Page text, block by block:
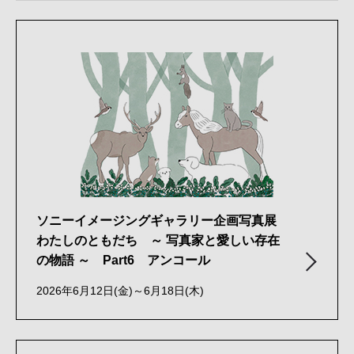
ソニーイメージングギャラリー企画写真展
わたしのともだち ～ 写真家と愛しい存在
の物語 ～ Part6 アンコール
2026年6月12日(金)～6月18日(木)